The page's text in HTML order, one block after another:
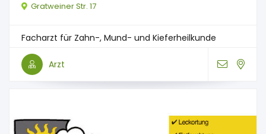
Gratweiner Str. 17
Facharzt für Zahn-, Mund- und Kieferheilkunde
Arzt